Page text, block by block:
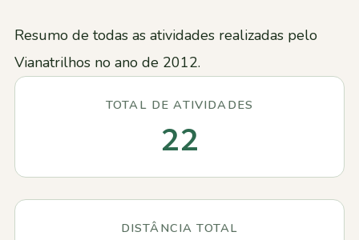
Estatísticas
Diversos
Resumo de todas as atividades realizadas pelo
Vianatrilhos no ano de 2012.
TOTAL DE ATIVIDADES
22
DISTÂNCIA TOTAL